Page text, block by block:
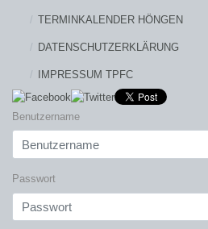
TERMINKALENDER HÖNGEN
DATENSCHUTZERKLÄRUNG
IMPRESSUM TPFC
Benutzername
Passwort